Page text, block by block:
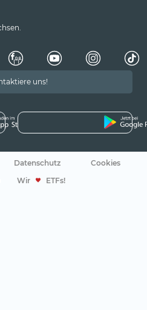
uns!
Datenschutz
Cookies
Wir ETFs!